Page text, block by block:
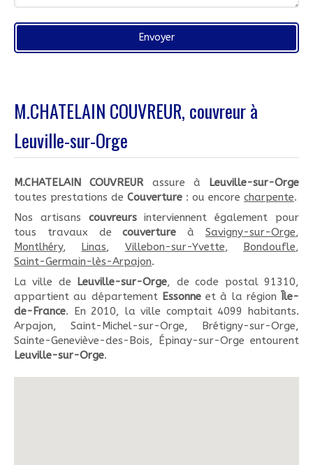
Envoyer
M.CHATELAIN COUVREUR, couvreur à
Leuville-sur-Orge
M.CHATELAIN COUVREUR assure à
Leuville-sur-Orge
toutes prestations de Couverture : ou encore charpente.
Nos artisans couvreursinterviennent également pour
tous travaux decouverture àSavigny-sur-Orge,
Montlhéry, Linas, Villebon-sur-Yvette, Bondoufle,
Saint-Germain-lès-Arpajon.
La ville de Leuville-sur-Orge, de code postal 91310,
appartient au département Essonneet à la région Île-
de-France. En 2010, la ville comptait 4099 habitants.
Arpajon, Saint-Michel-sur-Orge, Brétigny-sur-Orge,
Sainte-Geneviève-des-Bois, Épinay-sur-Orge entourent
Leuville-sur-Orge.